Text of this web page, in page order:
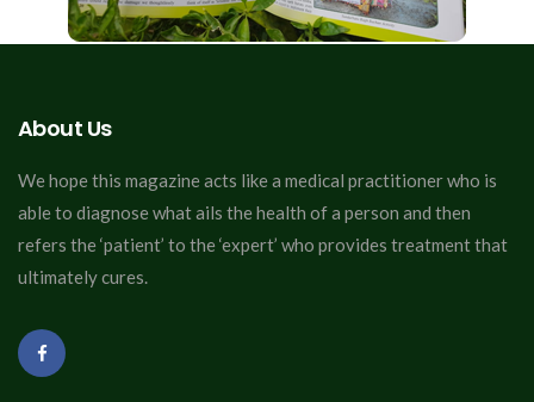
About Us
We hope this magazine acts like a medical practitioner who is
able to diagnose what ails the health of a person and then
refers the ‘patient’ to the ‘expert’ who provides treatment that
ultimately cures.